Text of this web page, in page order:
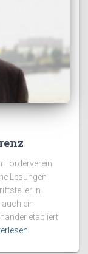
Förderverein
Lesungen
in
ein
etabliert